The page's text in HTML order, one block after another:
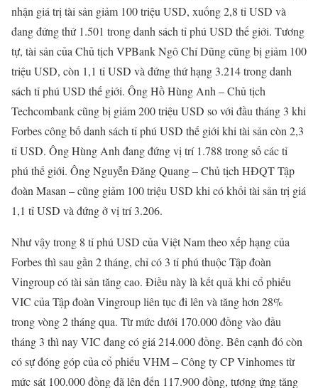
nhận giá trị tài sản giảm 100 triệu USD, xuống 2,8 tỉ USD và
đang đứng thứ 1.501 trong danh sách tỉ phú USD thế giới. Tương
tự, tài sản của Chủ tịch VPBank Ngô Chí Dũng cũng bị giảm 100
triệu USD, còn 1,1 tỉ USD và đứng thứ hạng 3.214 trong danh
sách tỉ phú USD thế giới. Ông Hồ Hùng Anh – Chủ tịch
Techcombank cũng bị giảm 200 triệu USD so với đầu tháng 3 khi
Forbes công bố danh sách tỉ phú USD thế giới khi tài sản còn 2,3
tỉ USD. Ông Hùng Anh đang đứng vị trí 1.788 trong số các tỉ
phú thế giới. Ông Nguyễn Đăng Quang – Chủ tịch HĐQT Tập
đoàn Masan – cũng giảm 100 triệu USD khi có khối tài sản trị giá
1,1 tỉ USD và đứng ở vị trí 3.206.
Như vậy trong 8 tỉ phú USD của Việt Nam theo xếp hạng của
Forbes thì sau gần 2 tháng, chỉ có 3 tỉ phú thuộc Tập đoàn
Vingroup có tài sản tăng cao. Điều này là kết quả khi cổ phiếu
VIC của Tập đoàn Vingroup liên tục đi lên và tăng hơn 28%
trong vòng 2 tháng qua. Từ mức dưới 170.000 đồng vào đầu
tháng 3 thì nay VIC đang có giá 214.000 đồng. Bên cạnh đó còn
có sự đóng góp của cổ phiếu VHM – Công ty CP Vinhomes từ
mức sát 100.000 đồng đã lên đến 117.900 đồng, tương ứng tăng